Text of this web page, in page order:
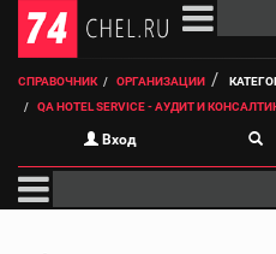
СПРАВОЧНИК ОРГАНИЗАЦИИ
QA HOTEL SERVICE - АУДИТ И
Вход